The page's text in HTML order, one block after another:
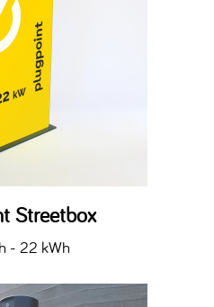
Streetbox
- 22 kWh